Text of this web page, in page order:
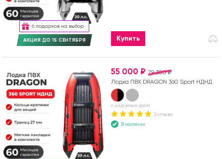
6 подарков на выбор
АКЦИЯ ДО 15 СЕНТЯБРЯ Купить
79 300 ₽
55 000 ₽
Лодка ПВХ DRAGON 360 Sport НДНД
с надувным дном
2 отзыва
В наличии